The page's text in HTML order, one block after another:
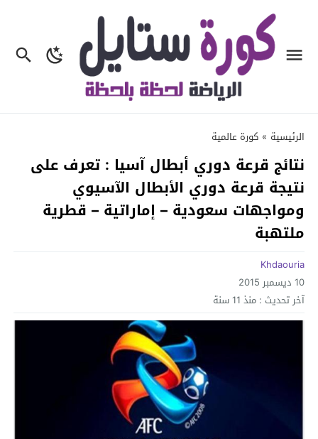
الرئيسية » كورة عالمية
نتائج قرعة دوري أبطال آسيا : تعرف على
نتيجة قرعة دوري الأبطال الآسيوي
ومواجهات سعودية – إماراتية – قطرية
ملتهبة
Khdaouria
10 ديسمبر 2015
آخر تحديث : منذ 11 سنة